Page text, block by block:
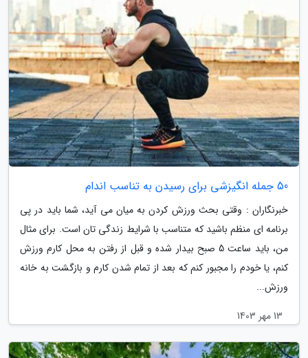
50 جمله انگیزشی برای رسیدن به تناسب اندام
خبرنگاران : وقتی بحث ورزش کردن به میان می آید، شما باید در پی
برنامه ای منظم باشید که متناسب با شرایط زندگی تان است. برای مثال
من، باید ساعت 5 صبح بیدار شده و قبل از رفتن به محل کارم ورزش
کنم، یا خودم را مجبور کنم که بعد از تمام شدن کارم و بازگشت به خانه
ورزش...
13 مهر 1403